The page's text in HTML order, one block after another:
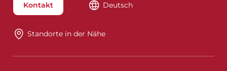
Kontakt Deutsch
Standorte in der Nähe​​​​​​​